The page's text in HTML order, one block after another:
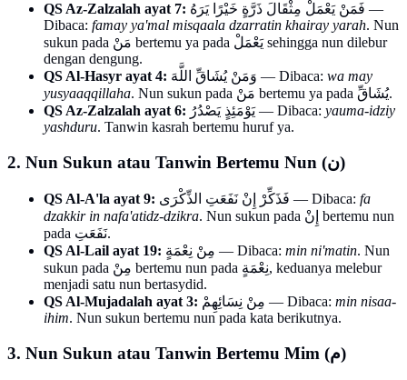
QS Az-Zalzalah ayat 7:
Dibaca: famay ya'mal misqaala dzarratin khairay yarah. Nun
sukun pada مَنْ bertemu ya pada يَعْمَلْ sehingga nun dilebur
dengan dengung.
QS Al-Hasyr ayat 4:
وَمَنْ يُشَاقِّ اللَّهَ — Dibaca: wa may
yusyaaqqillaha
. Nun sukun pada مَنْ bertemu ya pada يُشَاقِّ.
QS Az-Zalzalah ayat 6:
يَوْمَئِذٍ يَصْدُرُ — Dibaca: yauma-idziy
yashduru. Tanwin kasrah bertemu huruf ya.
2. Nun Sukun atau Tanwin Bertemu Nun (ن)
QS Al-A'la ayat 9: فَذَكِّرْ إِنْ نَفَعَتِ الذِّكْرَى — Dibaca: fa
dzakkir in nafa'atidz-dzikra. Nun sukun pada إِنْ bertemu nun
pada نَفَعَتِ.
QS Al-Lail ayat 19:
مِنْ نِعْمَةٍ — Dibaca: min ni'matin. Nun
sukun pada مِنْ bertemu nun pada نِعْمَةٍ, keduanya melebur
menjadi satu nun bertasydid.
QS Al-Mujadalah ayat 3:
مِنْ نِسَائِهِمْ — Dibaca: min nisaa-
ihim. Nun sukun bertemu nun pada kata berikutnya.
3. Nun Sukun atau Tanwin Bertemu Mim (م)